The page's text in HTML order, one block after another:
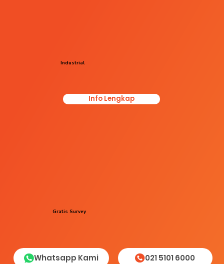
Gratis Survey
Industrial
Info Lengkap
Whatsapp Kami 021 5101 6000